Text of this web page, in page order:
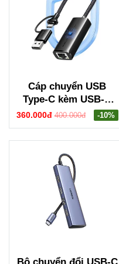
Cáp chuyển USB
Type-C kèm USB-A
sang cổng mạng
Gigabit Ugreen 15638
CM650
360.000đ 400.000đ -10%
Bộ chuyển đổi USB-C